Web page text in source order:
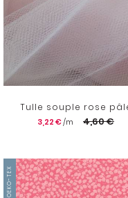
Tulle souple rose
3,22 € 4,60 €
OEKO-TEX